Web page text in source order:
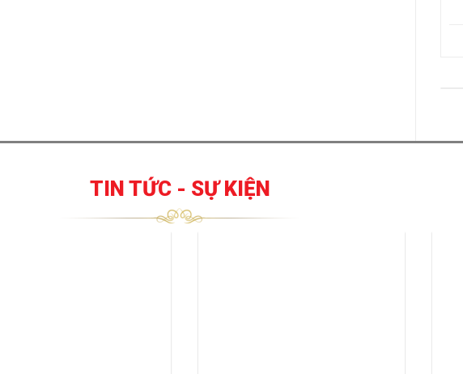
TIN TỨC - SỰ KIỆN